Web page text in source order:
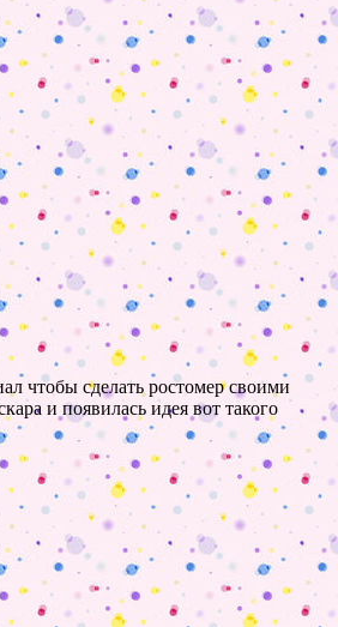
чтобы сделать ростомер своими
и появилась идея вот такого